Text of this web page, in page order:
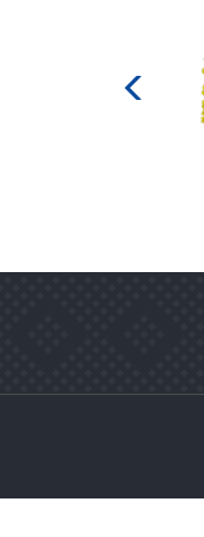
культуры
Российской